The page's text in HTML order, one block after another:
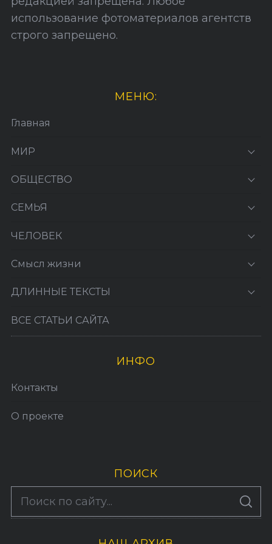
использование фотоматериалов агентств
строго запрещено.
МЕНЮ:
Главная
МИР
ОБЩЕСТВО
СЕМЬЯ
ЧЕЛОВЕК
Смысл жизни
ДЛИННЫЕ ТЕКСТЫ
ВСЕ СТАТЬИ САЙТА
ИНФО
Контакты
О проекте
ПОИСК
S
A
По авторам